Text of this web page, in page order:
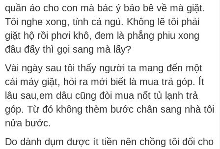
quần áo cho con mà bác ý bảo bê về mà giặt.
Tôi nghe xong, tỉnh cả ngủ. Không lẽ tôi phải
giặt hộ rồi phơi khô, đem là phẳng phiu xong
đâu đấy thì gọi sang mà lấy?
Vài ngày sau tôi thấy người ta mang đến một
cái máy giặt, hỏi ra mới biết là mua trả góp. Ít
lâu sau,em dâu cũng đòi mua nốt tủ lạnh trả
góp. Từ đó không thèm bước chân sang nhà tôi
nửa bước.
Do dành dụm được ít tiền nên chồng tôi đổi cho